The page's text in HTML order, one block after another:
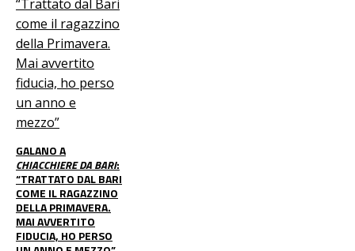
GALANO A
CHIACCHIERE DA BARI:
“TRATTATO DAL BARI
COME IL RAGAZZINO
DELLA PRIMAVERA.
MAI AVVERTITO
FIDUCIA, HO PERSO